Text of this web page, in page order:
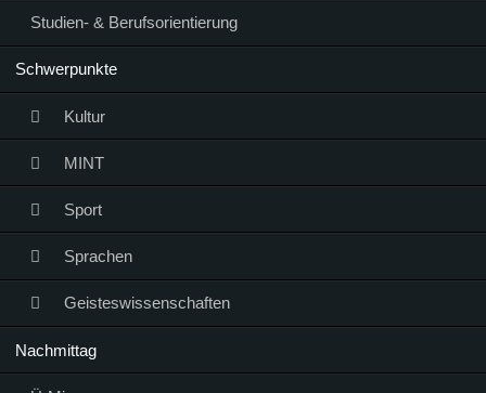
Studien- & Berufsorientierung
Schwerpunkte
Kultur
MINT
Sport
Sprachen
Geisteswissenschaften
Nachmittag